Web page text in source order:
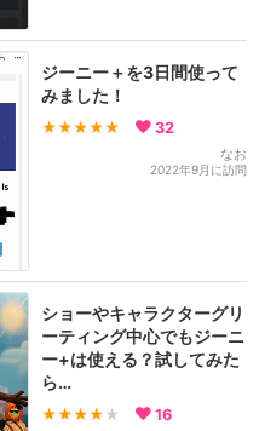
ジーニー＋を3日間使って
みました！
★★★★★ 32
なお
2022年9月に訪問
ショーやキャラクターグリ
ーティング中心でもジーニ
ー+は使える？試してみた
ら…
★★★★ ★ 16